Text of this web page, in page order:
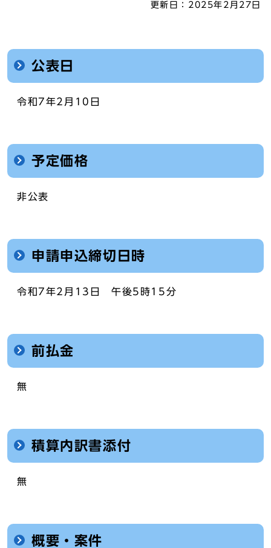
更新日： 2025年2月27日
公表日
令和7年2月10日
予定価格
非公表
申請申込締切日時
令和7年2月13日 午後5時15分
前払金
無
積算内訳書添付
無
概要・案件